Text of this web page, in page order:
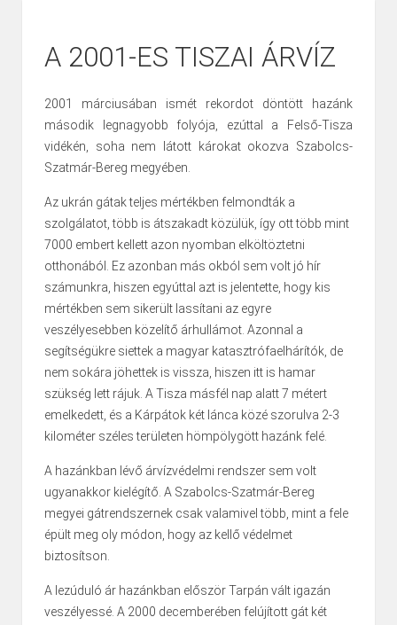
A 2001-ES TISZAI ÁRVÍZ
2001 márciusában ismét rekordot döntött hazánk
második legnagyobb folyója, ezúttal a Felső-Tisza
vidékén, soha nem látott károkat okozva Szabolcs-
Szatmár-Bereg megyében.
Az ukrán gátak teljes mértékben felmondták a
szolgálatot, több is átszakadt közülük, így ott több mint
7000 embert kellett azon nyomban elköltöztetni
otthonából. Ez azonban más okból sem volt jó hír
számunkra, hiszen egyúttal azt is jelentette, hogy kis
mértékben sem sikerült lassítani az egyre
veszélyesebben közelítő árhullámot. Azonnal a
segítségükre siettek a magyar katasztrófaelhárítók, de
nem sokára jöhettek is vissza, hiszen itt is hamar
szükség lett rájuk. A Tisza másfél nap alatt 7 métert
emelkedett, és a Kárpátok két lánca közé szorulva 2-3
kilométer széles területen hömpölygött hazánk felé.
A hazánkban lévő árvízvédelmi rendszer sem volt
ugyanakkor kielégítő. A Szabolcs-Szatmár-Bereg
megyei gátrendszernek csak valamivel több, mint a fele
épült meg oly módon, hogy az kellő védelmet
biztosítson.
A lezúduló ár hazánkban először Tarpán vált igazán
veszélyessé. A 2000 decemberében felújított gát két